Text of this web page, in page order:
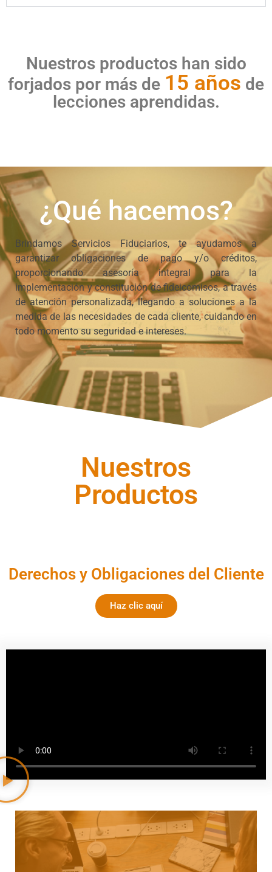
Nuestros productos han sido
forjados por más de 15 años de
lecciones aprendidas.
¿Qué hacemos?
Brindamos Servicios Fiduciarios, te ayudamos a
garantizar obligaciones de pago y/o créditos,
proporcionando asesoría integral para la
implementación y constitución de fideicomisos, a través
de atención personalizada, llegando a soluciones a la
medida de las necesidades de cada cliente, cuidando en
todo momento su seguridad e intereses.
Nuestros
Productos
Derechos y Obligaciones del Cliente
Haz clic aquí